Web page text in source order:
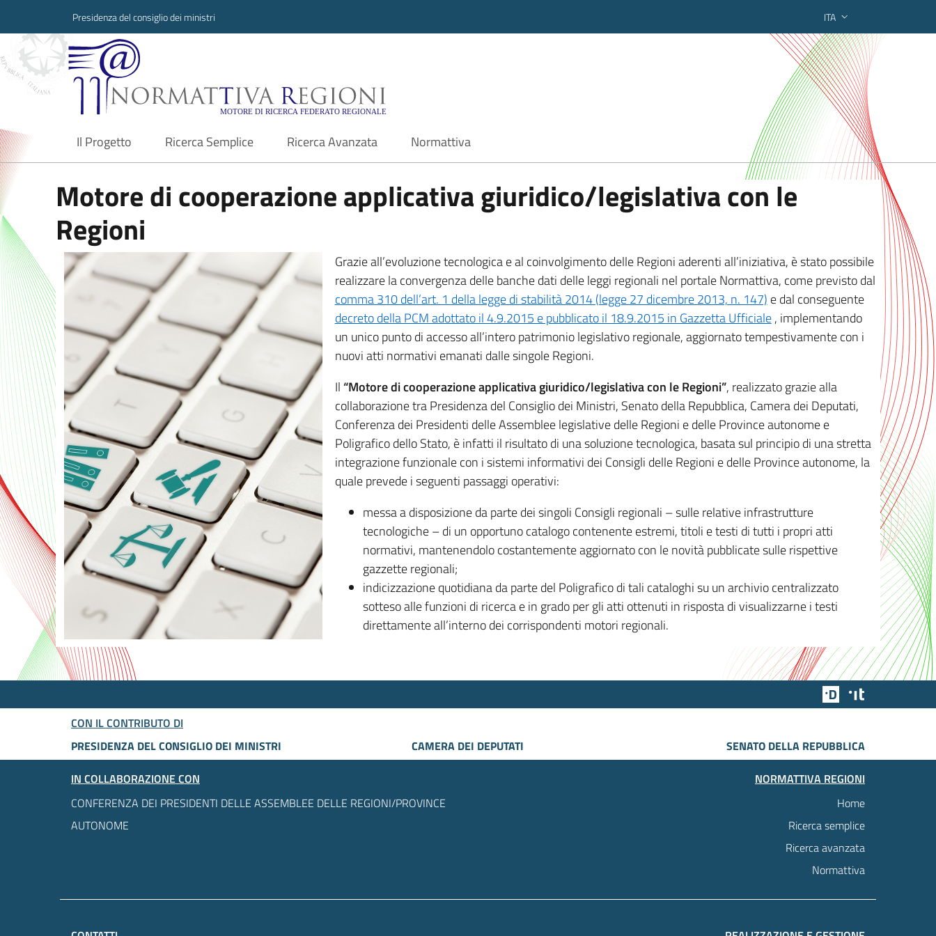
Presidenza del consiglio dei ministri ITA
Normattiva Regioni - Motore di ricerca federato regionale
Il Progetto
current Ricerca Semplice Ricerca Avanzata Normattiva
Motore di cooperazione applicativa giuridico/legislativa con le
Regioni
Grazie all’evoluzione tecnologica e al coinvolgimento delle Regioni aderenti all’iniziativa, è stato possibile
realizzare la convergenza delle banche dati delle leggi regionali nel portale Normattiva, come previsto dal
comma 310 dell’art. 1 della legge di stabilità 2014 (legge 27 dicembre 2013, n. 147) e dal conseguente
decreto della PCM adottato il 4.9.2015 e pubblicato il 18.9.2015 in Gazzetta Ufficiale, implementando
un unico punto di accesso all’intero patrimonio legislativo regionale, aggiornato tempestivamente con i
nuovi atti normativi emanati dalle singole Regioni.
Il “Motore di cooperazione applicativa giuridico/legislativa con le Regioni”, realizzato grazie alla
collaborazione tra Presidenza del Consiglio dei Ministri, Senato della Repubblica, Camera dei Deputati,
Conferenza dei Presidenti delle Assemblee legislative delle Regioni e delle Province autonome e
Poligrafico dello Stato, è infatti il risultato di una soluzione tecnologica, basata sul principio di una stretta
integrazione funzionale con i sistemi informativi dei Consigli delle Regioni e delle Province autonome, la
quale prevede i seguenti passaggi operativi:
messa a disposizione da parte dei singoli Consigli regionali – sulle relative infrastrutture
tecnologiche – di un opportuno catalogo contenente estremi, titoli e testi di tutti i propri atti
normativi, mantenendolo costantemente aggiornato con le novità pubblicate sulle rispettive
gazzette regionali;
indicizzazione quotidiana da parte del Poligrafico di tali cataloghi su un archivio centralizzato
sotteso alle funzioni di ricerca e in grado per gli atti ottenuti in risposta di visualizzarne i testi
direttamente all’interno dei corrispondenti motori regionali.
Team Digitale
CON IL CONTRIBUTO DI
PRESIDENZA DEL CONSIGLIO DEI MINISTRI
CAMERA DEI DEPUTATI
SENATO DELLA REPUBBLICA
IN COLLABORAZIONE CON
CONFERENZA DEI PRESIDENTI DELLE ASSEMBLEE DELLE REGIONI/PROVINCE
AUTONOME
NORMATTIVA REGIONI
Home
Ricerca semplice
Ricerca avanzata
Normattiva